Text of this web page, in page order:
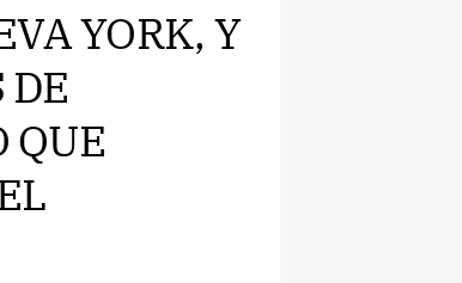
YORK, Y
QUE